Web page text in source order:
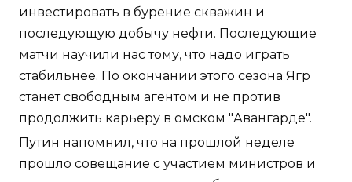
инвестировать в бурение скважин и
последующую добычу нефти. Последующие
матчи научили нас тому, что надо играть
стабильнее. По окончании этого сезона Ягр
станет свободным агентом и не против
продолжить карьеру в омском "Авангарде".
Путин напомнил, что на прошлой неделе
прошло совещание с участием министров и